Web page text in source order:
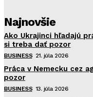
Najnovšie
Ako Ukrajinci hľadajú
si treba dať pozor
BUSINESS 21. júla 2026
Práca v Nemecku cez
pozor
BUSINESS 13. júla 2026